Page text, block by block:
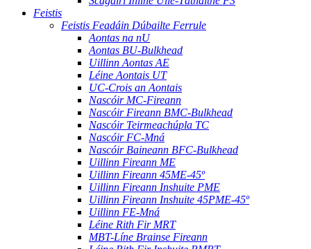
Feistis
Feistis Feadáin Dúbailte Ferrule
Aontas na nU
Aontas BU-Bulkhead
Uillinn Aontas AE
Léine Aontais UT
UC-Crois an Aontais
Nascóir MC-Fireann
Nascóir Fireann BMC-Bulkhead
Nascóir Teirmeachúpla TC
Nascóir FC-Mná
Nascóir Baineann BFC-Bulkhead
Uillinn Fireann ME
Uillinn Fireann 45ME-45º
Uillinn Fireann Inshuite PME
Uillinn Fireann Inshuite 45PME-45º
Uillinn FE-Mná
Léine Rith Fir MRT
MBT-Líne Brainse Fireann